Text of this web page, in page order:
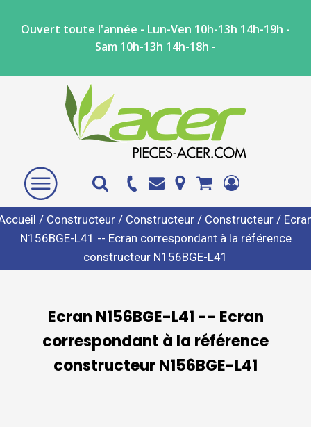
Ouvert toute l'année - Lun-Ven 10h-13h 14h-19h -
Sam 10h-13h 14h-18h -
/ Constructeur / Constructeur / Constructeur /
N156BGE-L41 -- Ecran correspondant à la référence
constructeur N156BGE-L41
Ecran N156BGE-L41 -- Ecran
correspondant à la référence
constructeur N156BGE-L41